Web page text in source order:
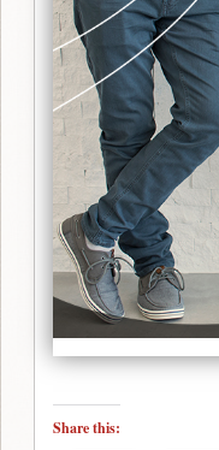
Share this: